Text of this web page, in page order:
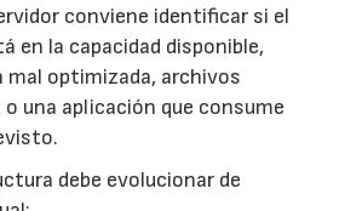
conviene identificar si el
en la capacidad disponible,
mal optimizada, archivos
una aplicación que consume
debe evolucionar de